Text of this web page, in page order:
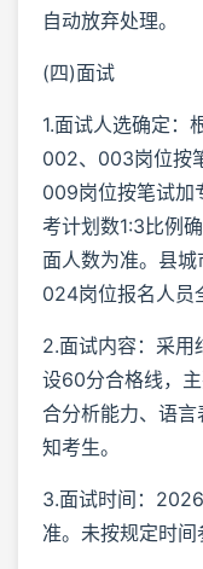
自动放弃处理。
(四)面试
1.面试人选确定：
002、003岗位按
009岗位按笔试加
考计划数1:3比例
面人数为准。县
024岗位报名人员
2.面试内容：采用
设60分合格线，
合分析能力、语
知考生。
3.面试时间：
准。未按规定时间